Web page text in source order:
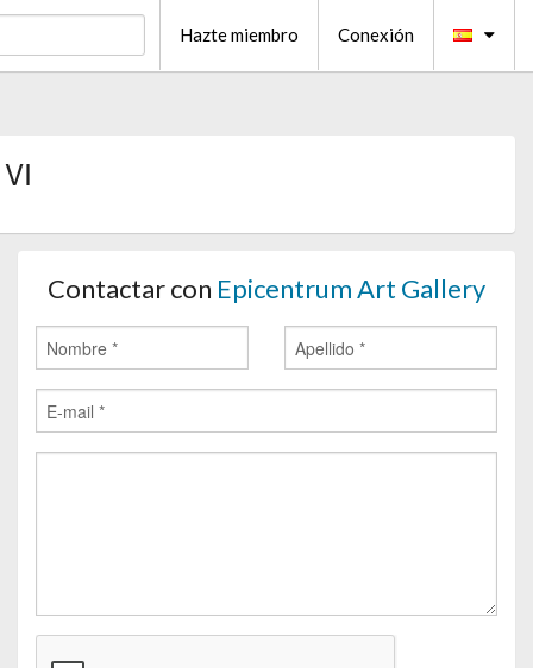
Hazte miembro Conexión
Contactar con Epicentrum Art Gallery